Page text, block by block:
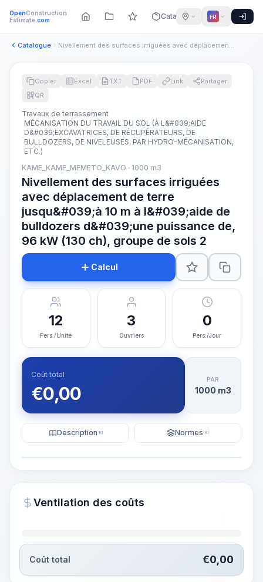
OpenConstruction
Estimate.com Catalogue FR
Catalogue Nivellement des surfaces irriguées avec déplacement de terre...
~15-30 Sek.
Copier Excel TXT PDF Link
Partager
QR
Travaux de terrassement
MÉCANISATION DU TRAVAIL DU SOL (À L&#039;AIDE
D&#039;EXCAVATRICES, DE RÉCUPÉRATEURS, DE
BULLDOZERS, DE NIVELEUSES, PAR HYDRO-MÉCANISATION,
ETC.)
KAME_KAME_MEMETO_KAVO · 1000 m3
Nivellement des surfaces irriguées
avec déplacement de terre
jusqu&#039;à 10 m à l&#039;aide de
bulldozers d&#039;une puissance de,
96 kW (130 ch), groupe de sols 2
Calcul
12
Pers./Unité
3
Ouvriers
0
Pers./Jour
Coût total
€0,00
PAR
1000 m3
Description KI Normes KI
Ventilation des coûts
Coût total €0,00